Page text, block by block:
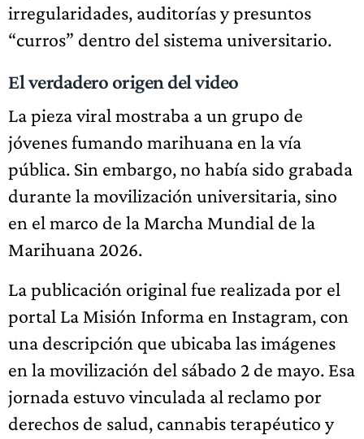
irregularidades, auditorías y presuntos
“curros” dentro del sistema universitario.
El verdadero origen del video
La pieza viral mostraba a un grupo de
jóvenes fumando marihuana en la vía
pública. Sin embargo, no había sido grabada
durante la movilización universitaria, sino
en el marco de la Marcha Mundial de la
Marihuana 2026.
La publicación original fue realizada por el
portal La Misión Informa en Instagram, con
una descripción que ubicaba las imágenes
en la movilización del sábado 2 de mayo. Esa
jornada estuvo vinculada al reclamo por
derechos de salud, cannabis terapéutico y